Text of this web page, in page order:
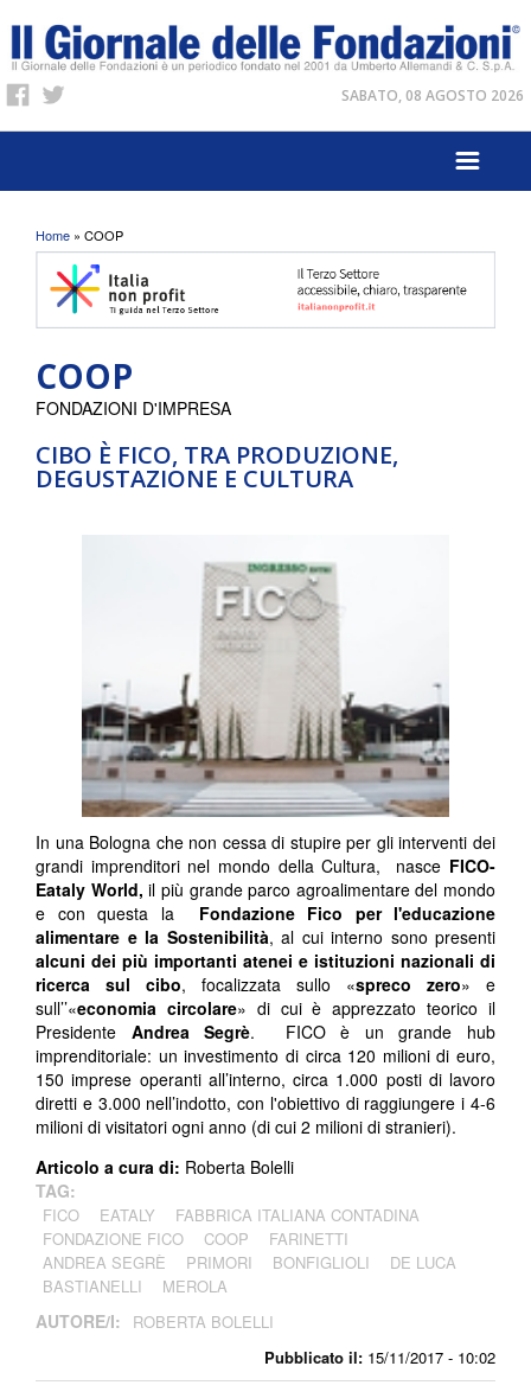
SABATO, 08 AGOSTO 2026
Tu sei qui
Home » COOP
COOP
CIBO È FICO, TRA PRODUZIONE,
DEGUSTAZIONE E CULTURA
Pubblicato il: 15/11/2017 - 10:02
FONDAZIONI D'IMPRESA
In una Bologna che non cessa di stupire per gli interventi dei
grandi imprenditori nel mondo della Cultura, nasce FICO-
Eataly World,il più grande parco agroalimentare del mondo
e con questa la Fondazione Fico per l'educazione
alimentare e la Sostenibilità, al cui interno sono presenti
alcuni dei più importanti atenei e istituzioni nazionali di
ricerca sul cibo, focalizzata sullo «spreco zero» e
sull’’«economia circolare» di cui è apprezzato teorico il
Presidente Andrea Segrè. FICO è un grande hub
imprenditoriale: un investimento di circa 120 milioni di euro,
150 imprese operanti all’interno, circa 1.000 posti di lavoro
diretti e 3.000 nell’indotto, con l'obiettivo di raggiungere i 4-6
milioni di visitatori ogni anno (di cui 2 milioni di stranieri).
Articolo a cura di: Roberta Bolelli
TAG:
FICO EATALY
FABBRICA ITALIANA CONTADINA
FONDAZIONE FICO
COOP
FARINETTI
ANDREA SEGRÈ
PRIMORI BONFIGLIOLI
DE LUCA
BASTIANELLI
MEROLA
AUTORE/I: ROBERTA BOLELLI